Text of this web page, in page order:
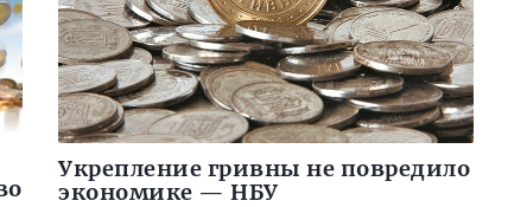
Укрепление гривны не повредило
экономике — НБУ